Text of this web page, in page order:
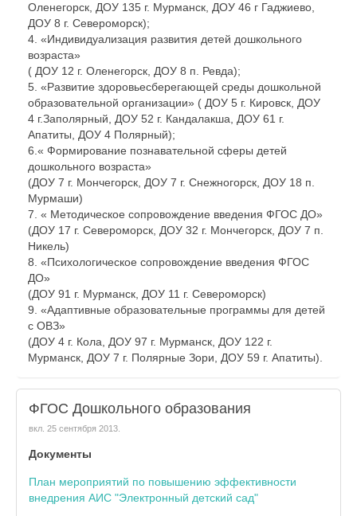
Оленегорск, ДОУ 135 г. Мурманск, ДОУ 46 г Гаджиево,
ДОУ 8 г. Североморск);
4. «Индивидуализация развития детей дошкольного
возраста»
( ДОУ 12 г. Оленегорск, ДОУ 8 п. Ревда);
5. «Развитие здоровьесберегающей среды дошкольной
образовательной организации» ( ДОУ 5 г. Кировск, ДОУ
4 г.Заполярный, ДОУ 52 г. Кандалакша, ДОУ 61 г.
Апатиты, ДОУ 4 Полярный);
6.« Формирование познавательной сферы детей
дошкольного возраста»
(ДОУ 7 г. Мончегорск, ДОУ 7 г. Снежногорск, ДОУ 18 п.
Мурмаши)
7. « Методическое сопровождение введения ФГОС ДО»
(ДОУ 17 г. Североморск, ДОУ 32 г. Мончегорск, ДОУ 7 п.
Никель)
8. «Психологическое сопровождение введения ФГОС
ДО»
(ДОУ 91 г. Мурманск, ДОУ 11 г. Североморск)
9. «Адаптивные образовательные программы для детей
с ОВЗ»
(ДОУ 4 г. Кола, ДОУ 97 г. Мурманск, ДОУ 122 г.
Мурманск, ДОУ 7 г. Полярные Зори, ДОУ 59 г. Апатиты).
ФГОС Дошкольного образования
вкл. 25 сентября 2013
Документы
План мероприятий по повышению эффективности
внедрения АИС "Электронный детский сад"